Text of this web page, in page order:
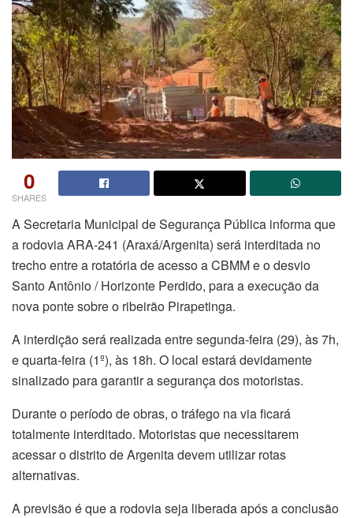
0
SHARES
A Secretaria Municipal de Segurança Pública informa que
a rodovia ARA-241 (Araxá/Argenita) será interditada no
trecho entre a rotatória de acesso a CBMM e o desvio
Santo Antônio / Horizonte Perdido, para a execução da
nova ponte sobre o ribeirão Pirapetinga.
A interdição será realizada entre segunda-feira (29), às 7h,
e quarta-feira (1º), às 18h. O local estará devidamente
sinalizado para garantir a segurança dos motoristas.
Durante o período de obras, o tráfego na via ficará
totalmente interditado. Motoristas que necessitarem
acessar o distrito de Argenita devem utilizar rotas
alternativas.
A previsão é que a rodovia seja liberada após a conclusão